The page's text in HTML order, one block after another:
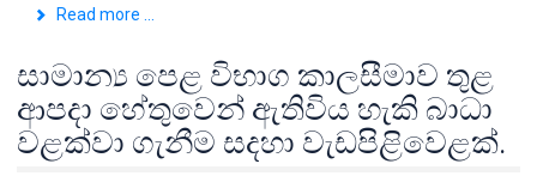
Read more ...
සාමාන්‍ය පෙළ විභාග කාලසීමාව තුළ
ආපදා හේතුවෙන් ඇතිවිය හැකි බාධා
වළක්වා ගැනීම සදහා වැඩපිළිවෙළක්.